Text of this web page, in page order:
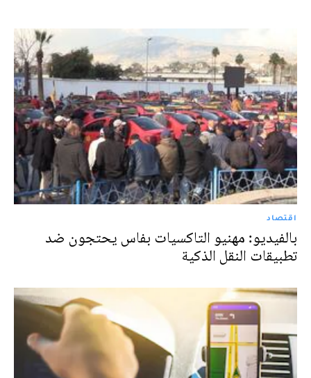
اقتصاد
بالفيديو: مهنيو التاكسيات بفاس يحتجون ضد
تطبيقات النقل الذكية